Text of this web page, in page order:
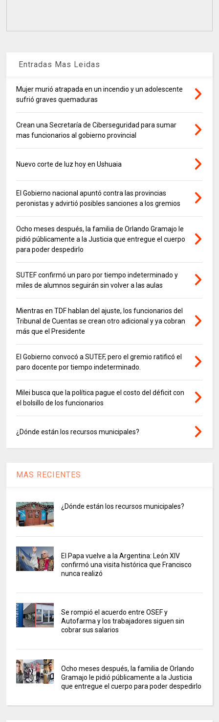
Entradas Mas Leidas
Mujer murió atrapada en un incendio y un adolescente
sufrió graves quemaduras
Crean una Secretaría de Ciberseguridad para sumar
mas funcionarios al gobierno provincial
Nuevo corte de luz hoy en Ushuaia
El Gobierno nacional apuntó contra las provincias
peronistas y advirtió posibles sanciones a los gremios
Ocho meses después, la familia de Orlando Gramajo le
pidió públicamente a la Justicia que entregue el cuerpo
para poder despedirlo
SUTEF confirmó un paro por tiempo indeterminado y
miles de alumnos seguirán sin volver a las aulas
Mientras en TDF hablan del ajuste, los funcionarios del
Tribunal de Cuentas se crean otro adicional y ya cobran
más que el Presidente
El Gobierno convocó a SUTEF, pero el gremio ratificó el
paro docente por tiempo indeterminado.
Milei busca que la política pague el costo del déficit con
el bolsillo de los funcionarios
¿Dónde están los recursos municipales?
MAS RECIENTES
¿Dónde están los recursos municipales?
El Papa vuelve a la Argentina: León XIV
confirmó una visita histórica que Francisco
nunca realizó
Se rompió el acuerdo entre OSEF y
Autofarma y los trabajadores siguen sin
cobrar sus salarios
Ocho meses después, la familia de Orlando
Gramajo le pidió públicamente a la Justicia
que entregue el cuerpo para poder despedirlo